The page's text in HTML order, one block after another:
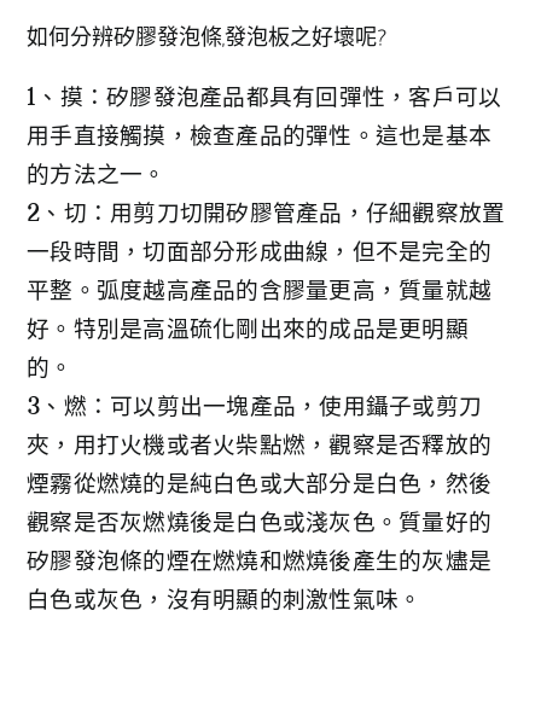
如何分辨矽膠發泡條,發泡板之好壞呢?
1、摸：矽膠發泡產品都具有回彈性，客戶可以
用手直接觸摸，檢查產品的彈性。這也是基本
的方法之一。
2、切：用剪刀切開矽膠管產品，仔細觀察放置
一段時間，切面部分形成曲線，但不是完全的
平整。弧度越高產品的含膠量更高，質量就越
好。特別是高溫硫化剛出來的成品是更明顯
的。
3、燃：可以剪出一塊產品，使用鑷子或剪刀
夾，用打火機或者火柴點燃，觀察是否釋放的
煙霧從燃燒的是純白色或大部分是白色，然後
觀察是否灰燃燒後是白色或淺灰色。質量好的
矽膠發泡條的煙在燃燒和燃燒後產生的灰燼是
白色或灰色，沒有明顯的刺激性氣味。